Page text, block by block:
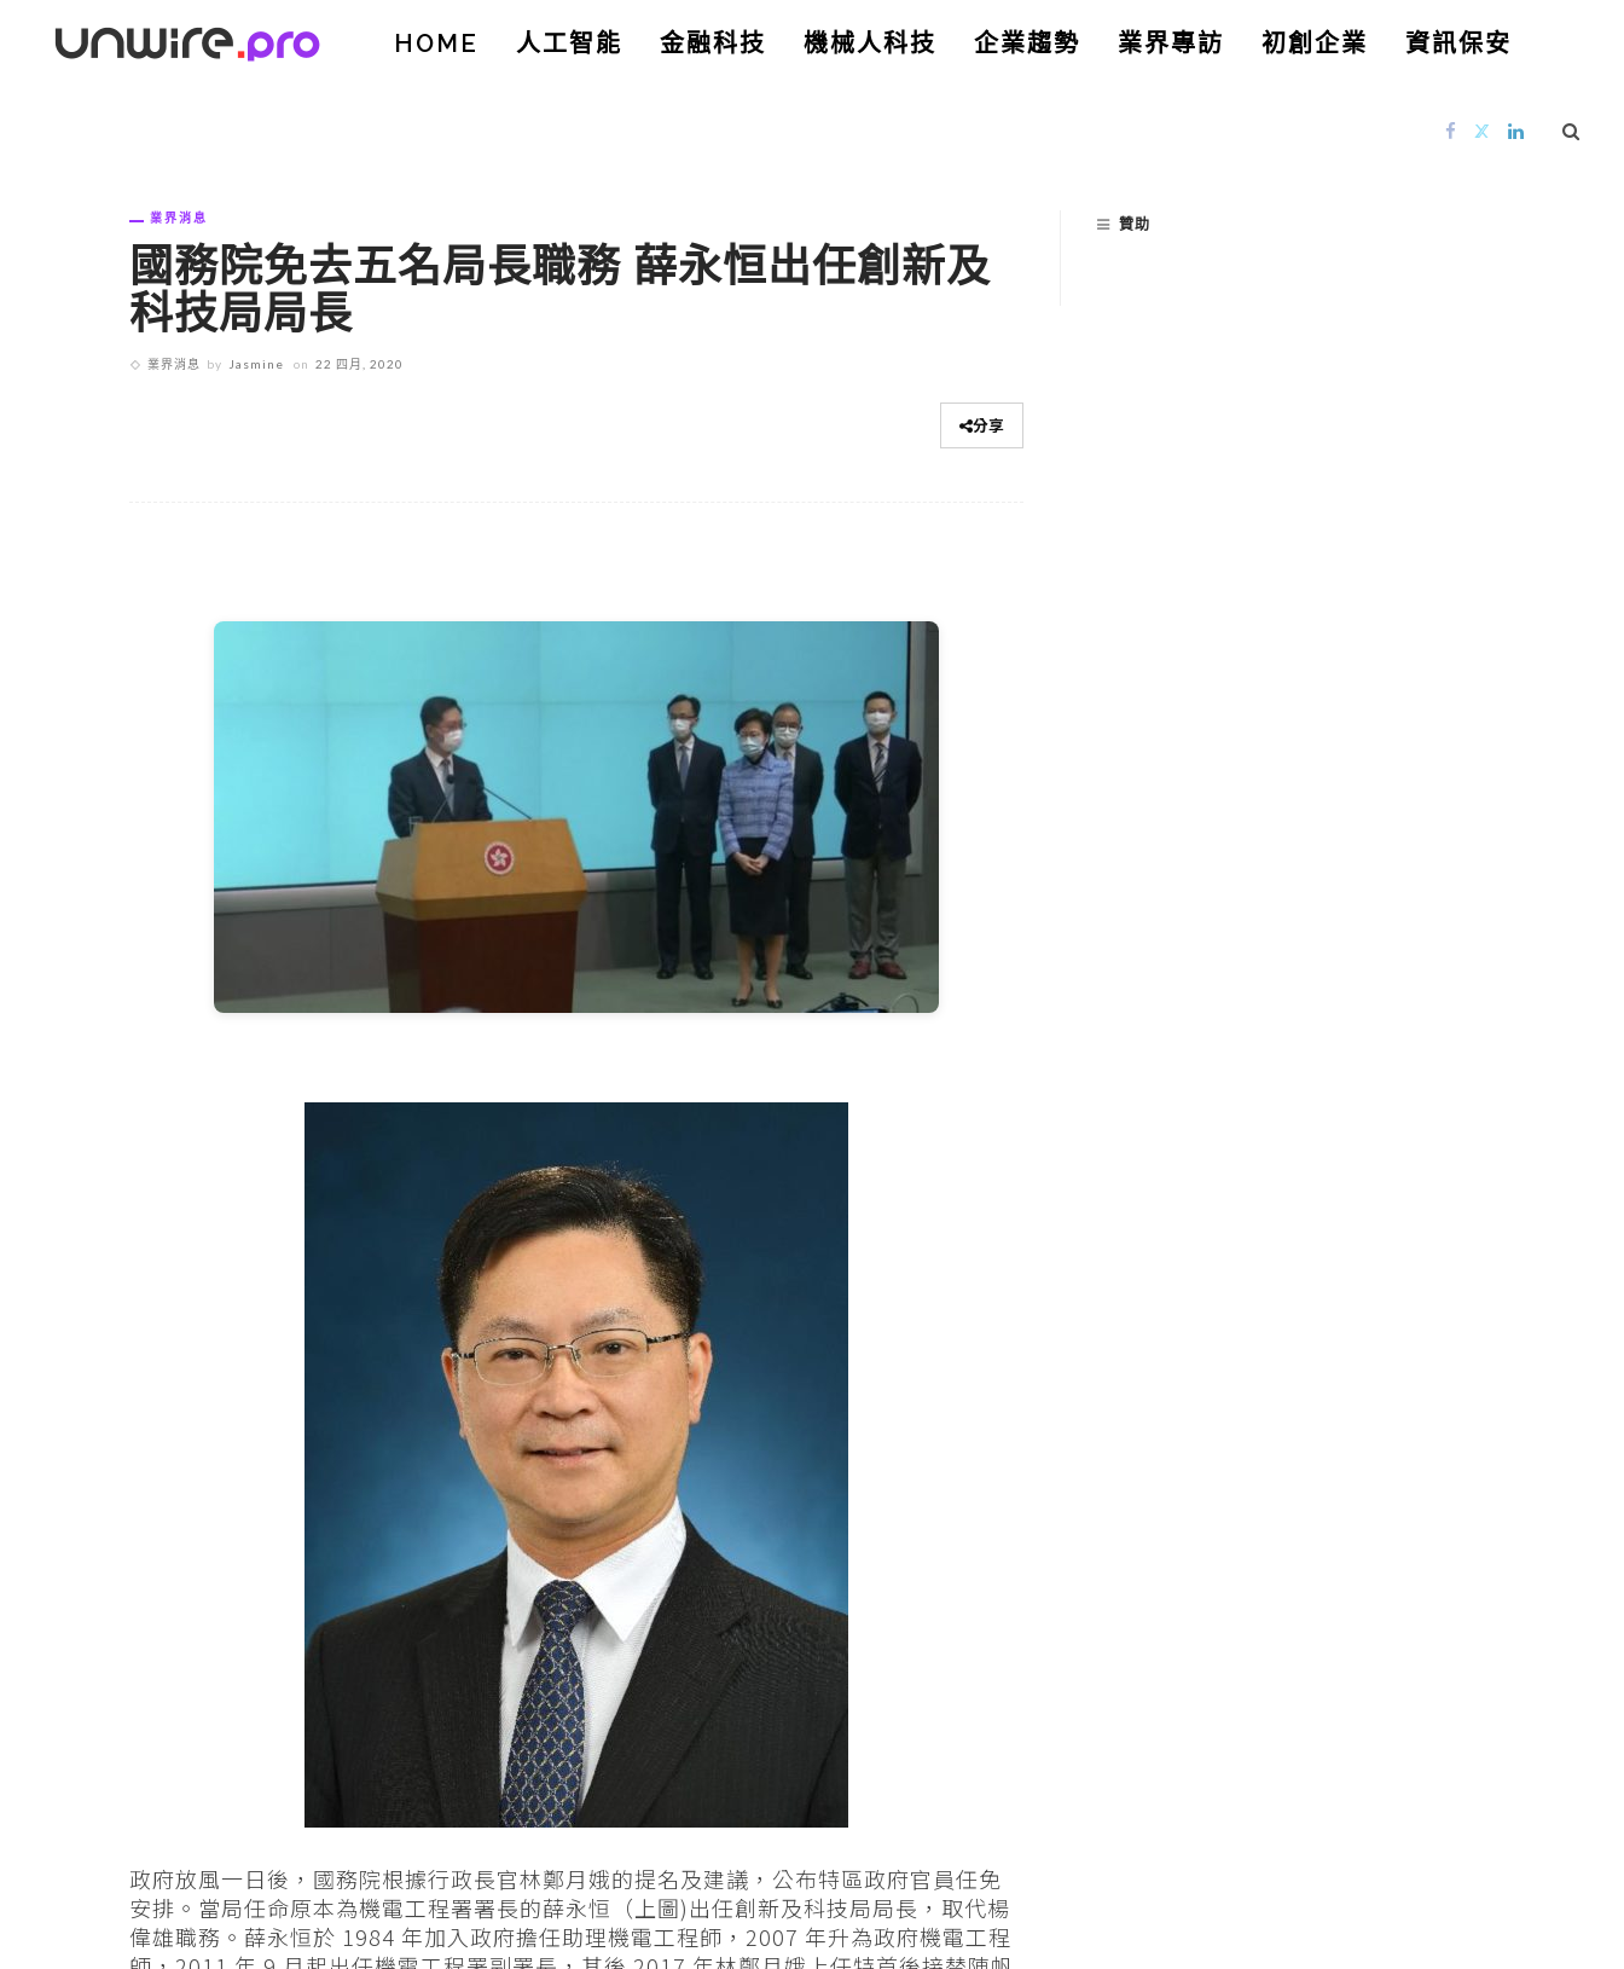
HOME 人工智能 金融科技 機械人科技 企業趨勢 業界專訪 初創企業 資訊保安
業界消息
國務院免去五名局長職務 薛永恒出任創新及
科技局局長
業界消息 by Jasmine on 22 四月, 2020
分享
政府放風一日後，國務院根據行政長官林鄭月娥的提名及建議，公布特區政府官員任免
安排。當局任命原本為機電工程署署長的薛永恒（上圖)出任創新及科技局局長，取代楊
偉雄職務。薛永恒於 1984 年加入政府擔任助理機電工程師，2007 年升為政府機電工程
贊助